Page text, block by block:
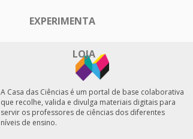
EXPERIMENTA
LOJA
A Casa das Ciências é um portal de base colaborativa
que recolhe, valida e divulga materiais digitais para
servir os professores de ciências dos diferentes
níveis de ensino.